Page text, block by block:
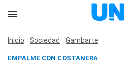
Inicio Sociedad Gambarte
EMPALME CON COSTANERA